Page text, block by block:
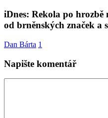
iDnes: Rekola po hrozbě
od brněnských značek a
Dan Bárta 1
Napište komentář